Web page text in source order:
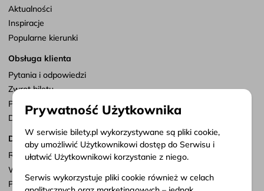
Aktualności
Inspiracje
Popularne kierunki
Obsługa klienta
Pytania i odpowiedzi
Zwrot biletu
Punkty sprzedaży
Dostosuj zgody
Dokumenty
Regulamin serwisu
Warunki przewozu
Polityka prywatności
Prywatność Użytkownika
W serwisie bilety.pl wykorzystywane są pliki cookie,
aby umożliwić Użytkownikowi dostęp do Serwisu i
ułatwić Użytkownikowi korzystanie z niego.
Serwis wykorzystuje pliki cookie również w celach